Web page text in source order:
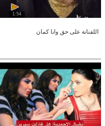
1:54
اللفنانة على حق وانا كمان